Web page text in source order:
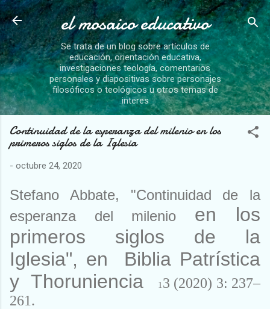
Ir al contenido principal
el mosaico educativo
Se trata de un blog sobre artículos de
educación, orientación educativa,
investigaciones teología, comentarios
personales y diapositivas sobre personajes
filosóficos o teológicos u otros temas de
interes
Continuidad de la esperanza del milenio en los
primeros siglos de la Iglesia
- octubre 24, 2020
Stefano Abbate, "Continuidad de la
esperanza del milenio en los
primeros siglos de la
Iglesia", en Biblia Patrística
y Thoruniencia
1 3 (2020) 3: 237–
261.